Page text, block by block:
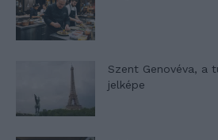
Szent Genovéva, a
jelképe